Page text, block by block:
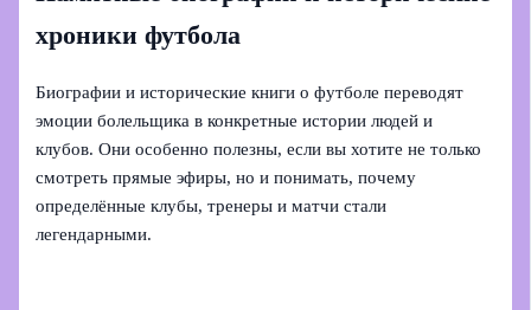
хроники футбола
Биографии и исторические книги о футболе переводят
эмоции болельщика в конкретные истории людей и
клубов. Они особенно полезны, если вы хотите не только
смотреть прямые эфиры, но и понимать, почему
определённые клубы, тренеры и матчи стали
легендарными.